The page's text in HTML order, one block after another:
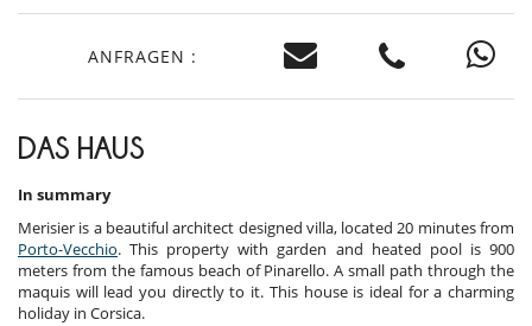
ANFRAGEN :
DAS HAUS
In summary
Merisier is a beautiful architect designed villa, located 20 minutes from
Porto-Vecchio. This property with garden and heated pool is 900
meters from the famous beach of Pinarello. A small path through the
maquis will lead you directly to it. This house is ideal for a charming
holiday in Corsica.